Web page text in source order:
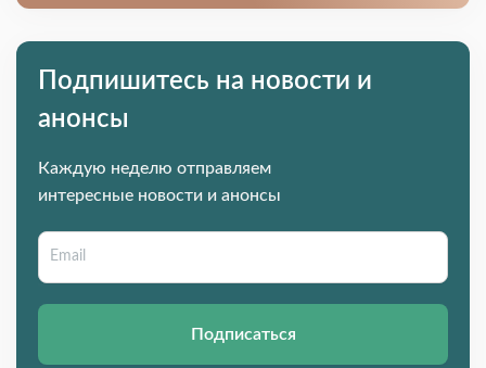
Подпишитесь на новости и
анонсы
Каждую неделю отправляем
интересные новости и анонсы
Подписаться